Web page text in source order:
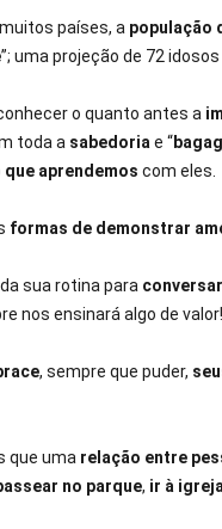
países, a população
”; uma projeção de 72
o quanto antes a
toda a sabedoria e “
aprendemos com eles.
formas de demonstrar
sua rotina para
nos ensinará algo de valor!
, sempre que puder,
que uma relação entre
no parque, ir à igreja